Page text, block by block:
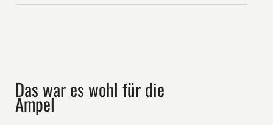
Das war es wohl für die
Ampel